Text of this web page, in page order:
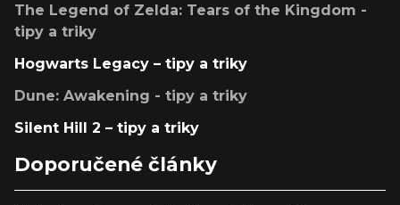
The Legend of Zelda: Tears of the Kingdom -
tipy a triky
Hogwarts Legacy – tipy a triky
Dune: Awakening - tipy a triky
Silent Hill 2 – tipy a triky
Doporučené články